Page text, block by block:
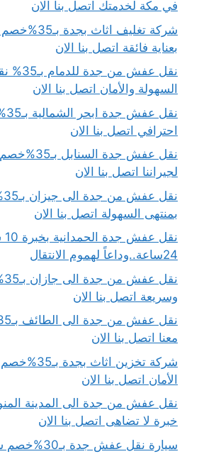
في مكة لخدمتك اتصل بنا الان
شركة تغليف
بعناية فائقة اتصل بنا الان
نقل عفش
السهولة والأمان اتصل بنا الان
احترافي اتصل بنا الان
نقل عفش جدة
لجيراننا اتصل بنا الان
بمنتهى السهولة اتصل بنا الان
24ساعة..وداعاً لهموم الانتقال
وسريعة اتصل بنا الان
معنا اتصل بنا الان
شركة تخزين
الأمان اتصل بنا الان
خبرة لا تضاهى اتصل بنا الان
سيارة نقل